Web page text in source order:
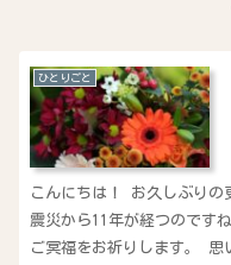
ひとりごと
こんにちは！ お久しぶり
震災から11年が経つのです
ご冥福をお祈りします。 思